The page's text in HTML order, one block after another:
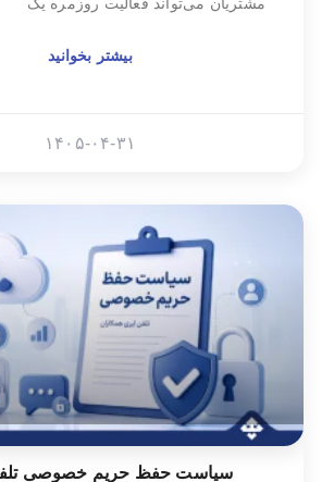
مشتریان می‌تواند فعالیت روزمره یک
بیشتر بخوانید
۱۴۰۵-۰۴-۳۱
سیاست حفظ حریم خصوصی